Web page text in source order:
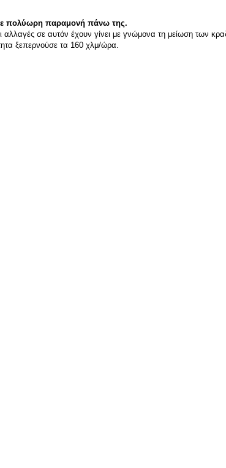
σε πολύωρη παραμονή πάνω της.
αλλαγές σε αυτόν έχουν γίνει με γνώμονα τη μείωση των
ξεπερνούσε τα 160 χλμ/ώρα.